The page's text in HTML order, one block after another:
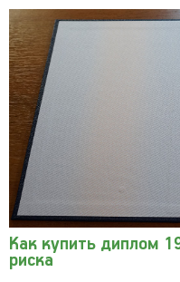
Как купить диплом
риска